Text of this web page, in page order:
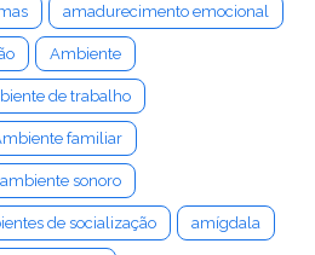
amadurecimento emocional
Ambiente
de trabalho
familiar
ambiente sonoro
de socialização amígdala